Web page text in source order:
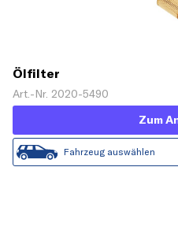
Ölfilter
Art.-Nr. 2020-5490
Zum
Fahrzeug auswählen